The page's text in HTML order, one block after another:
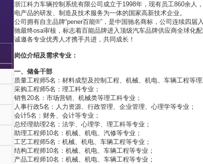
浙江科力车辆控制系统有限公司成立于1998年，现有员工860余
电产品的研发、制造及技术服务为一体的国家高新技术企业。
公司拥有自主品牌“pener百能®”，是中国驰名商标，公司连续四
驰最终osa审核，标志着百能品牌进入顶级汽车品牌供应商全球化配
诚邀各专业优秀人才携手共进，共同成长！
岗位介绍及需求专业：
一、储备干部
质量工程师5名：材料成型及控制工程、机械、机电、车辆工程等理
采购工程师5名：理工科专业；
销售20名：市场营销、机械类等理工科专业；
人事行政5名：人力资源、行政管理、企业管理、心理学等专业；
会计5名：财务、会计等专业；
总经理助理2名：法学、心理学、理工科等专业；
助理工程师10名：机械、机电、汽修等专业；
工艺工程师5名：机械、机电、车辆工程等专业；
结构工程师10名：机械、机电、车辆工程等专业；
产品工程师10名：机械、机电、车辆工程等专业；